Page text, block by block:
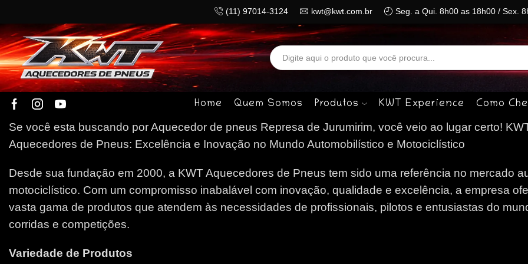
(11) 97014-3124 kwt@kwt.com.br Seg. a Qui. 8h00 as 18h00 / Sex.
Search
input
Home Quem Somos Produtos KWT Experience Como
Se você esta buscando por Aquecedor de pneus Represa de Jurumirim, você veio ao lugar certo!
Aquecedores de Pneus: Excelência e Inovação no Mundo Automobilístico e Motociclístico
Desde sua fundação em 2000, a KWT Aquecedores de Pneus tem sido uma referência no mercado
motociclístico. Com um compromisso inabalável com inovação, qualidade e excelência, a empresa
vasta gama de produtos que atendem às necessidades de profissionais, pilotos e entusiastas do
corridas e competições.
Variedade de Produtos